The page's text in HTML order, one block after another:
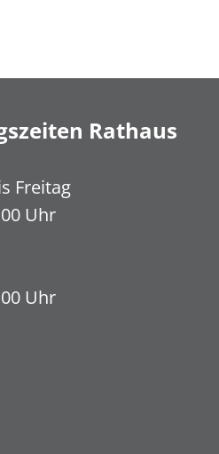
Rathaus
Freitag
Uhr
Uhr